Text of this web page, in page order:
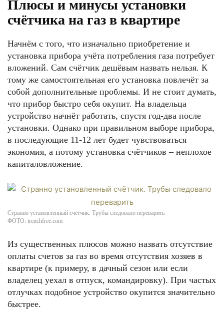
Плюсы и минусы установки
счётчика на газ в квартире
Начнём с того, что изначально приобретение и
установка прибора учёта потребления газа потребует
вложений. Сам счётчик дешёвым назвать нельзя. К
тому же самостоятельная его установка повлечёт за
собой дополнительные проблемы. И не стоит думать,
что прибор быстро себя окупит. На владельца
устройство начнёт работать, спустя год-два после
установки. Однако при правильном выборе прибора,
в последующие 11-12 лет будет чувствоваться
экономия, а потому установка счётчиков – неплохое
капиталовложение.
Странно установленный счётчик. Трубы следовало переварить
ФОТО: trenchfree.com
Из существенных плюсов можно назвать отсутствие
оплаты счетов за газ во время отсутствия хозяев в
квартире (к примеру, в дачный сезон или если
владелец уехал в отпуск, командировку). При частых
отлучках подобное устройство окупится значительно
быстрее.